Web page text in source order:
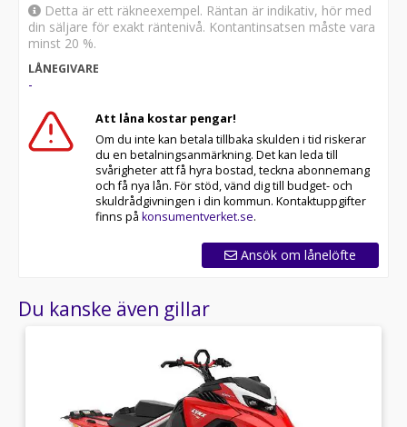
Detta är ett räkneexempel. Räntan är indikativ, hör med
din säljare för exakt räntenivå. Kontantinsatsen måste vara
minst 20 %.
LÅNEGIVARE
-
Att låna kostar pengar!
Om du inte kan betala tillbaka skulden i tid riskerar
du en betalningsanmärkning. Det kan leda till
svårigheter att få hyra bostad, teckna abonnemang
och få nya lån. För stöd, vänd dig till budget- och
skuldrådgivningen i din kommun. Kontaktuppgifter
finns på konsumentverket.se.
Ansök om lånelöfte
Du kanske även gillar